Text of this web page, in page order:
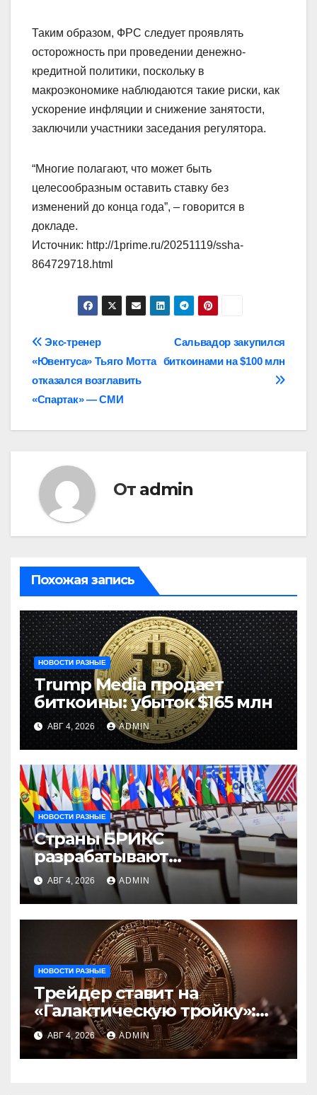
Таким образом, ФРС следует проявлять
осторожность при проведении денежно-
кредитной политики, поскольку в
макроэкономике наблюдаются такие риски, как
ускорение инфляции и снижение занятости,
заключили участники заседания регулятора.
“Многие полагают, что может быть
целесообразным оставить ставку без
изменений до конца года”, – говорится в
докладе.
Источник: http://1prime.ru/20251119/ssha-
864729718.html
Навигация
по
записям
Сальвадор закупился
биткоинами на $100 млн
Экс‑тренер
«Ювентуса» Тьяго Мотта
отказался возглавить
«Спартак» — СМИ
От admin
Похожая запись
НОВОСТИ РАЗНЫЕ
Trump Media продает
биткоины: убыток $165 млн
АВГ 4, 2026 ADMIN
НОВОСТИ РАЗНЫЕ
Страны БРИКС
разрабатывают
инфраструктуру на базе
цифровых валют
центробанков
АВГ 4, 2026 ADMIN
НОВОСТИ РАЗНЫЕ
Трейдер ставит на
«Галактическую тройку»:
Circle, Coinbase и ETH
АВГ 4, 2026 ADMIN